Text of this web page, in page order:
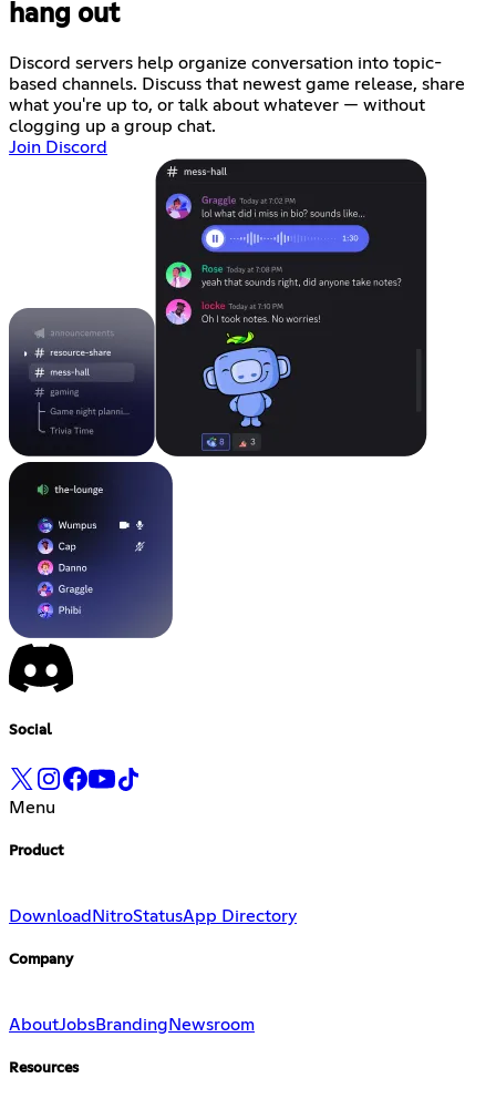
hang out
Discord servers help organize conversation into topic-
based channels. Discuss that newest game release, share
what you're up to, or talk about whatever — without
clogging up a group chat.
Join Discord
Social
Menu
Product
Download NitroStatusApp Directory
Company
AboutJobsBranding Newsroom
Resources